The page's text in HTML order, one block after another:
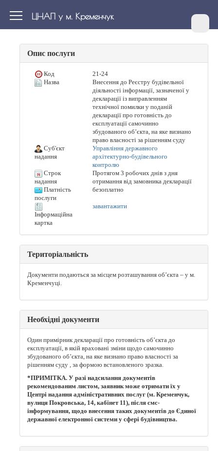
ЦНАП у м. Кременчук
Опис послуги
Код
21-24
Назва
Внесення до Реєстру будівельної
діяльності інформації, зазначеної у
декларації із виправленням
технічної помилки у поданій
декларації про готовність до
експлуатації самочинно
збудованого об’єкта, на яке визнано
право власності за рішенням суду
Суб'єкт
надання
Управління державного
архітектурно-будівельного
контролю
Строк
надання
Протягом 3 робочих днів з дня
отримання від замовника декларації
Платність
послуги
безоплатно
Інформаційна
картка
завантажити
Територіальність
Документи подаються за місцем розташування об’єкта – у м.
Кременчуці.
Необхідні документи
Один примірник декларації про готовність об’єкта до
експлуатації, в якій враховані зміни щодо самочинно
збудованого об’єкта, на яке визнано право власності за
рішенням суду , за формою встановленого зразка.
*ПРИМІТКА. У разі надсилання документів
рекомендованим листом, заявник може отримати їх у
Центрі надання адміністративних послуг (м. Кременчук,
вулиця Покровська, 14, кабінет 11), після смс-
інформування, щодо внесення таких документів до Єдиної
державної електронної системи у сфері будівництва.